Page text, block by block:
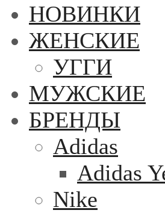
НОВИНКИ
ЖЕНСКИЕ
УГГИ
МУЖСКИЕ
БРЕНДЫ
Adidas
Adidas
Nike